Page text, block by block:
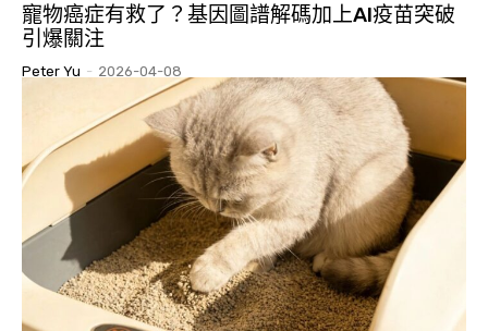
寵物癌症有救了？基因圖譜解碼加上AI疫苗突破
引爆關注
Peter Yu - 2026-04-08